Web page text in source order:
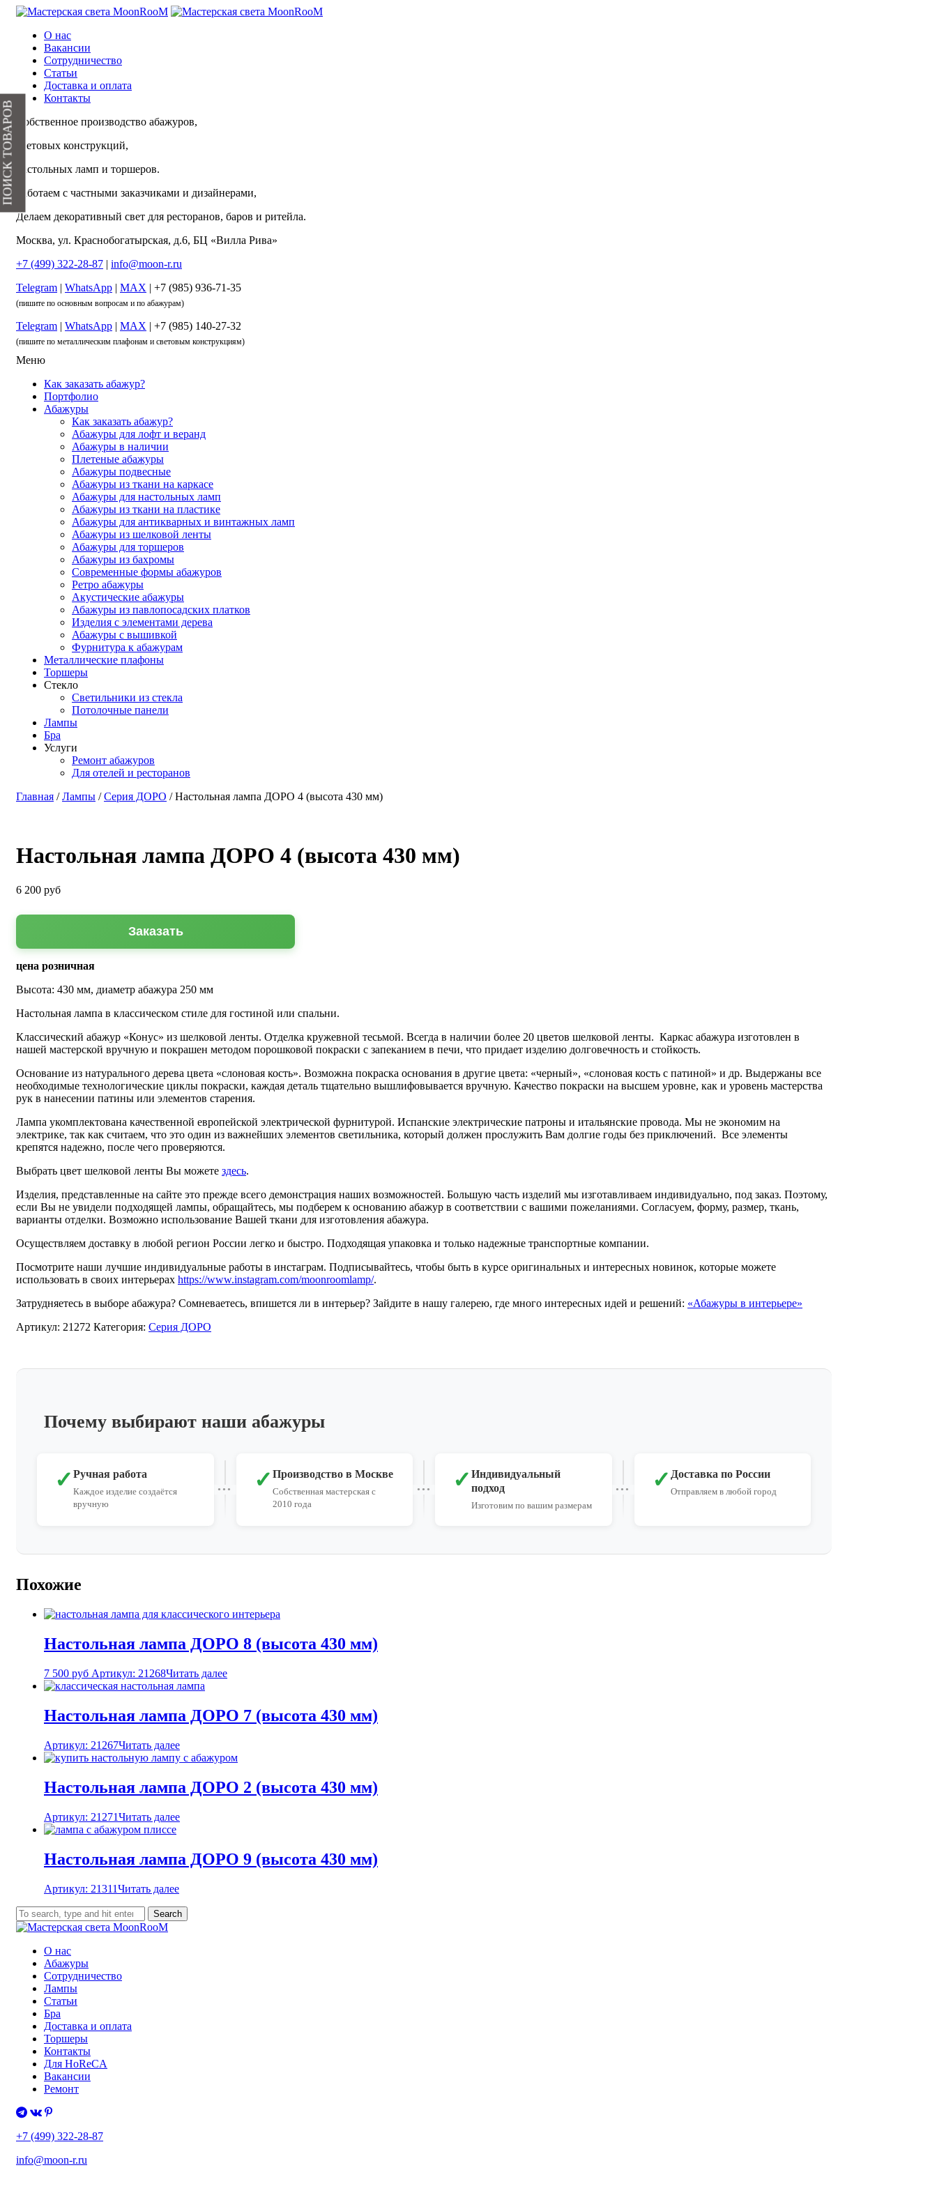
О нас
Вакансии
Сотрудничество
Статьи
Доставка и оплата
Контакты
Собственное производство абажуров,
световых конструкций,
настольных ламп и торшеров.
Работаем с частными заказчиками и дизайнерами,
Делаем декоративный свет для ресторанов, баров и ритейла.
Москва, ул. Краснобогатырская, д.6, БЦ «Вилла Рива»
+7 (499) 322-28-87 | info@moon-r.ru
Telegram | WhatsApp | MAX | +7 (985) 936-71-35
(пишите по основным вопросам и по абажурам)
Telegram | WhatsApp | MAX | +7 (985) 140-27-32
(пишите по металлическим плафонам и световым конструкциям)
Меню
Как заказать абажур?
Портфолио
Абажуры
Как заказать абажур?
Абажуры для лофт и веранд
Абажуры в наличии
Плетеные абажуры
Абажуры подвесные
Абажуры из ткани на каркасе
Абажуры для настольных ламп
Абажуры из ткани на пластике
Абажуры для антикварных и винтажных ламп
Абажуры из шелковой ленты
Абажуры для торшеров
Абажуры из бахромы
Современные формы абажуров
Ретро абажуры
Акустические абажуры
Абажуры из павлопосадских платков
Изделия с элементами дерева
Абажуры с вышивкой
Фурнитура к абажурам
Металлические плафоны
Торшеры
Стекло
Светильники из стекла
Потолочные панели
Лампы
Бра
Услуги
Ремонт абажуров
Для отелей и ресторанов
Главная /Лампы /Серия ДОРО / Настольная лампа ДОРО 4 (высота 430 мм)
Настольная лампа ДОРО 4 (высота 430 мм)
6 200 руб
Заказать
цена розничная
Высота: 430 мм, диаметр абажура 250 мм
Настольная лампа в классическом стиле для гостиной или спальни.
Классический абажур «Конус» из шелковой ленты. Отделка кружевной тесьмой. Всегда в наличии более 20 цветов шелковой ленты. Каркас абажура изготовлен в
нашей мастерской вручную и покрашен методом порошковой покраски с запеканием в печи, что придает изделию долговечность и стойкость.
Основание из натурального дерева цвета «слоновая кость». Возможна покраска основания в другие цвета: «черный», «слоновая кость с патиной» и др. Выдержаны все
необходимые технологические циклы покраски, каждая деталь тщательно вышлифовывается вручную. Качество покраски на высшем уровне, как и уровень мастерства
рук в нанесении патины или элементов старения.
Лампа укомплектована качественной европейской электрической фурнитурой. Испанские электрические патроны и итальянские провода. Мы не экономим на
электрике, так как считаем, что это один из важнейших элементов светильника, который должен прослужить Вам долгие годы без приключений. Все элементы
крепятся надежно, после чего проверяются.
Выбрать цвет шелковой ленты Вы можете здесь.
Изделия, представленные на сайте это прежде всего демонстрация наших возможностей. Большую часть изделий мы изготавливаем индивидуально, под заказ. Поэтому,
если Вы не увидели подходящей лампы, обращайтесь, мы подберем к основанию абажур в соответствии с вашими пожеланиями. Согласуем, форму, размер, ткань,
варианты отделки. Возможно использование Вашей ткани для изготовления абажура.
Осуществляем доставку в любой регион России легко и быстро. Подходящая упаковка и только надежные транспортные компании.
Посмотрите наши лучшие индивидуальные работы в инстаграм. Подписывайтесь, чтобы быть в курсе оригинальных и интересных новинок, которые можете
использовать в своих интерьерах https://www.instagram.com/moonroomlamp/.
Затрудняетесь в выборе абажура? Сомневаетесь, впишется ли в интерьер? Зайдите в нашу галерею, где много интересных идей и решений: «Абажуры в интерьере»
Артикул: 21272 Категория: Серия ДОРО
Почему выбирают наши абажуры
✓ Ручная работа
Каждое изделие создаётся
вручную
✓ Производство в Москве
Собственная мастерская с
2010 года
✓ Индивидуальный
подход
Изготовим по вашим размерам
✓ Доставка по России
Отправляем в любой город
Похожие
Настольная лампа ДОРО 8 (высота 430 мм)
7 500 руб Артикул: 21268Читать далее
Настольная лампа ДОРО 7 (высота 430 мм)
Артикул: 21267Читать далее
Настольная лампа ДОРО 2 (высота 430 мм)
Артикул: 21271Читать далее
Настольная лампа ДОРО 9 (высота 430 мм)
Артикул: 21311Читать далее
Search
О нас
Абажуры
Сотрудничество
Лампы
Статьи
Бра
Доставка и оплата
Торшеры
Контакты
Для HoReCA
Вакансии
Ремонт
+7 (499) 322-28-87
info@moon-r.ru
ПОИСК ТОВАРОВ